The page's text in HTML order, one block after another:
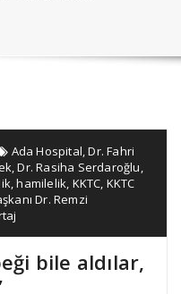
Ada Hospital,Dr. Fahri
,Dr. Rasiha Serdaroğlu,
,hamilelik, KKTC, KKTC
Dr. Remzi
bile aldılar,